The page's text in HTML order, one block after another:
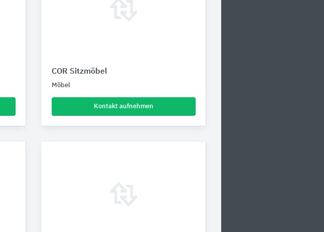
COR Sitzmöbel
Möbel
Kontakt aufnehmen